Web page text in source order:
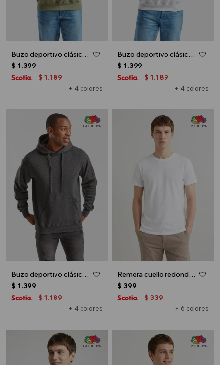
Buzo deportivo clásico con capucha - Verde oliva
+ 4 colores
$ 1.399
$ 1.189
Buzo deportivo clásico con capucha - Gris melange claro
+ 4 colores
$ 1.399
$ 1.189
Buzo deportivo clásico con capucha - Gris melange oscuro
+ 4 colores
$ 1.399
$ 1.189
Remera cuello redondo ICONIC 150 - Blanco
+ 6 colores
$ 399
$ 339